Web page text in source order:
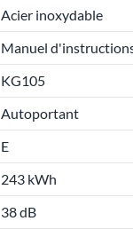
Acier inoxydable
Manuel
KG105
Autoportant
E
243 kWh
38 dB